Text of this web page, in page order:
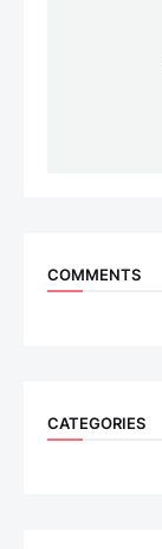
COMMENTS
CATEGORIES